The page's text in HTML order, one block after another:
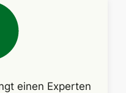
einen Experten